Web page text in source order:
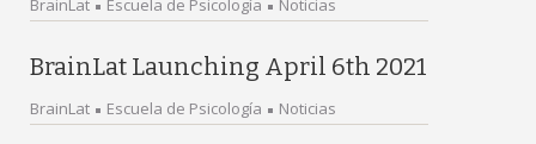
BrainLat Escuela de Psicología Noticias
BrainLat Launching April 6th 2021
BrainLat Escuela de Psicología Noticias